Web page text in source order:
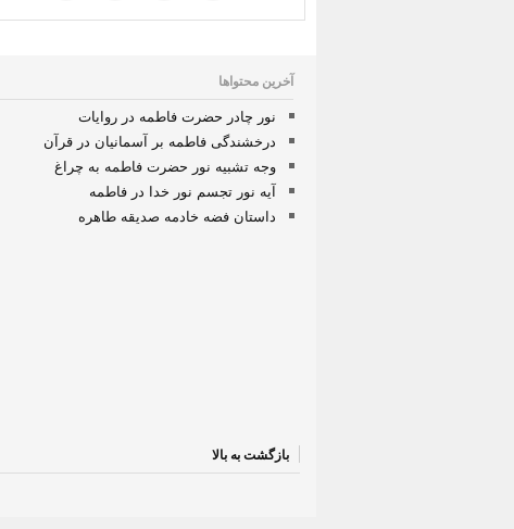
آخرین محتواها
نور چادر حضرت فاطمه در روایات
درخشندگی فاطمه بر آسمانیان در قرآن
وجه تشبیه نور حضرت فاطمه به چراغ
آیه نور تجسم نور خدا در فاطمه
داستان فضه خادمه صدیقه طاهره
بازگشت به بالا